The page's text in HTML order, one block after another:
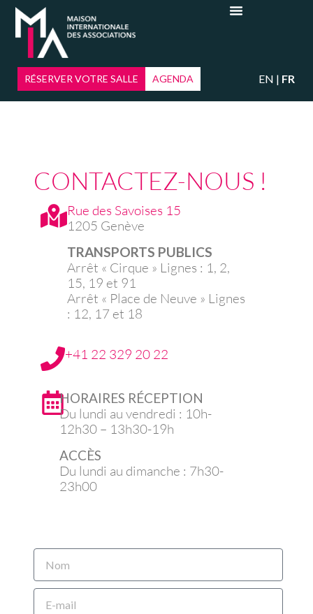
RÉSERVER VOTRE SALLE AGENDA EN FR
CONTACTEZ-NOUS !
Rue des Savoises 15
1205 Genève
TRANSPORTS PUBLICS
Arrêt « Cirque » Lignes : 1, 2,
15, 19 et 91
Arrêt « Place de Neuve » Lignes
: 12, 17 et 18
+41 22 329 20 22
HORAIRES RÉCEPTION
Du lundi au vendredi : 10h-
12h30 – 13h30-19h
ACCÈS
Du lundi au dimanche : 7h30-
23h00